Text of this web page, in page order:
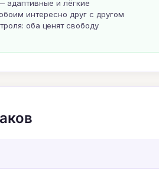
адаптивные и лёгкие
интересно друг с другом
оба ценят свободу